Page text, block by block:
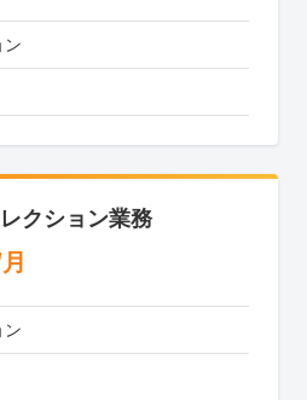
ン
クション業務
ン